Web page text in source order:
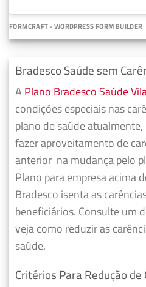
FORMCRAFT - WORDPRESS FORM BUILDER
Bradesco Saúde sem
A Plano Bradesco Saúde
condições especiais nas
plano de saúde
fazeraproveitamento de
anterior na mudança pelo
Plano para empresa acima
Bradesco isenta as
beneficiários. Consulte um
veja como reduzir as
saúde.
Critérios Para Redução de